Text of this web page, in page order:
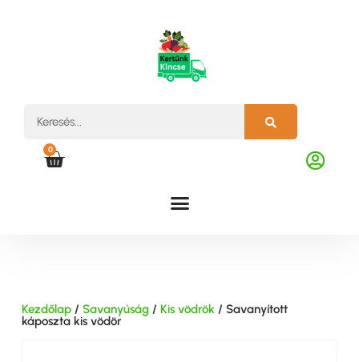
0
Kezdőlap/ Savanyúság/ Kis vödrök / Savanyított
káposzta kis vödör